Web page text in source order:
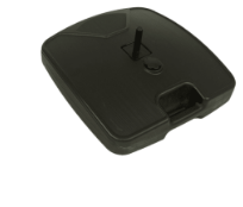
Legg til
ønskeliste